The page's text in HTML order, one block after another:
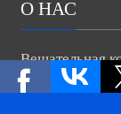
О НАС
Вещательная
основе